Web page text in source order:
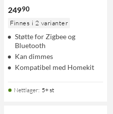
24990
Finnes i 2 varianter
Støtte for Zigbee og
Bluetooth
Kan dimmes
Kompatibel med Homekit
Nettlager: 5+ st